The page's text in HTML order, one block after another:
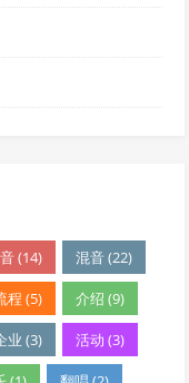
(14) 混音 (22)
程 (5) 介绍 (9)
业 (3) 活动 (3)